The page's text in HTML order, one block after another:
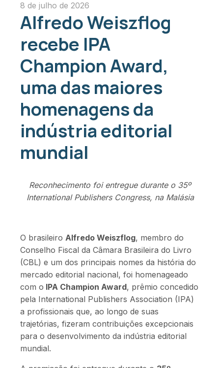
8 de julho de 2026
Alfredo Weiszflog
recebe IPA
Champion Award,
uma das maiores
homenagens da
indústria editorial
mundial
Reconhecimento foi entregue durante o 35º
International Publishers Congress, na Malásia
O brasileiro Alfredo Weiszflog, membro do
Conselho Fiscal da Câmara Brasileira do Livro
(CBL) e um dos principais nomes da história do
mercado editorial nacional, foi homenageado
com o IPA Champion Award, prêmio concedido
pela International Publishers Association (IPA)
a profissionais que, ao longo de suas
trajetórias, fizeram contribuições excepcionais
para o desenvolvimento da indústria editorial
mundial.